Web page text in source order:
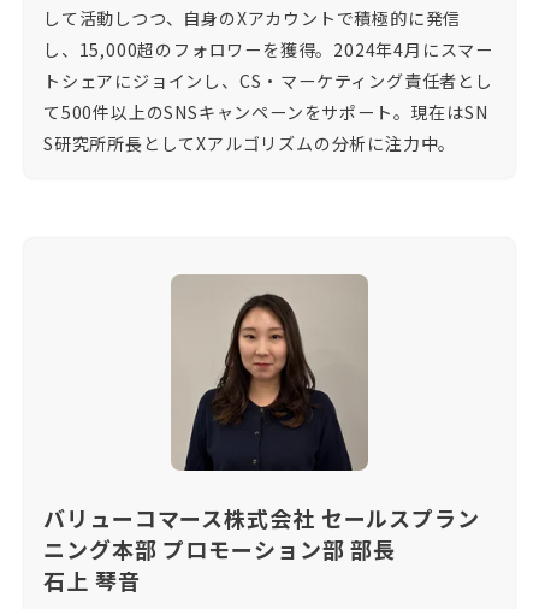
して活動しつつ、自身のXアカウントで積極的に発信
し、15,000超のフォロワーを獲得。2024年4月にスマー
トシェアにジョインし、CS・マーケティング責任者とし
て500件以上のSNSキャンペーンをサポート。現在はSN
S研究所所長としてXアルゴリズムの分析に注力中。
バリューコマース株式会社 セールスプラン
ニング本部 プロモーション部 部長
石上 琴音